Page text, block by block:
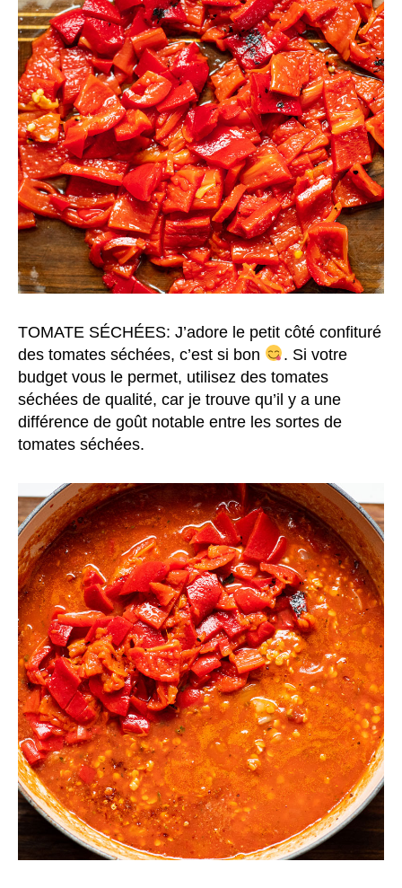
TOMATE SÉCHÉES: J’adore le petit côté confituré
des tomates séchées, c’est si bon
. Si votre
budget vous le permet, utilisez des tomates
séchées de qualité, car je trouve qu’il y a une
différence de goût notable entre les sortes de
tomates séchées.